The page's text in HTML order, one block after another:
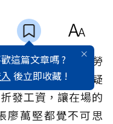
這篇文章嗎 ?
後立即收藏 !
中部科學園區女勞
勞動部官員提出疑
發工資，讓在場的
廖萬堅都覺不可思